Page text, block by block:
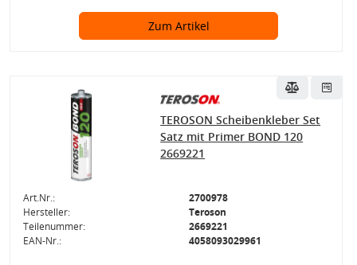
Zum Artikel
TEROSON Scheibenkleber Set
Satz mit Primer BOND 120
2669221
Art.Nr.:
2700978
Hersteller:
Teroson
Teilenummer:
2669221
EAN-Nr.:
4058093029961